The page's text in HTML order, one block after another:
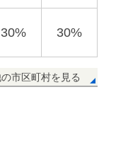
30% 30%
市区町村を見る